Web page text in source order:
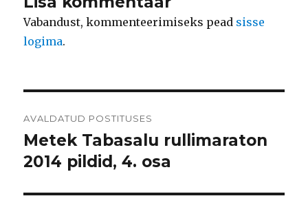
Vabandust, kommenteerimiseks pead sisse
logima.
AVALDATUD POSTITUSES
Metek Tabasalu rullimaraton
2014 pildid, 4. osa